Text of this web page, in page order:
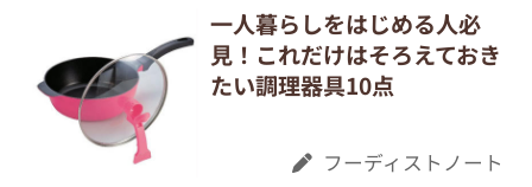
一人暮らしをはじめる人必
見！これだけはそろえておき
たい調理器具10点
フーディストノート